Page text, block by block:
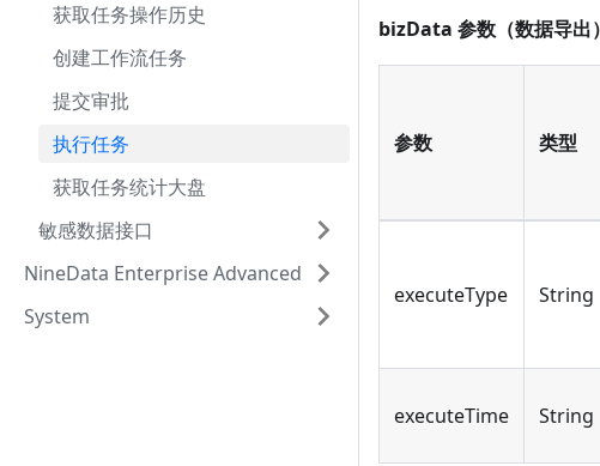
获取任务操作历史
创建工作流任务
提交审批
执行任务
获取任务统计大盘
敏感数据接口
NineData Enterprise Advanced
System
bizData 参数（数据导出）
参数 类型
executeType String
executeTime String